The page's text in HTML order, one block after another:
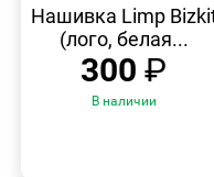
ПРОСМОТР
Нашивка Limp
(лого, белая...
300 ₽
В наличии